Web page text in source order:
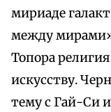
мириаде
между
Топора
искусству.
тему с Гай-Си